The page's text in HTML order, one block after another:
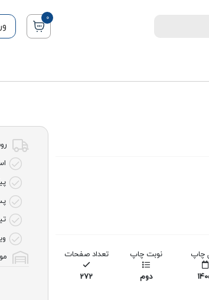
0
چاپ نوبت چاپ
دوم
تعداد صفحات
272